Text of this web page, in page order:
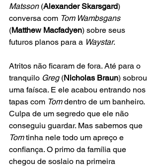
Matsson (Alexander Skarsgard)
conversa com Tom Wambsgans
(Matthew Macfadyen) sobre seus
futuros planos para a Waystar.
Atritos não ficaram de fora. Até para o
tranquilo Greg (Nicholas Braun) sobrou
uma faísca. E ele acabou entrando nos
tapas com Tom dentro de um banheiro.
Culpa de um segredo que ele não
conseguiu guardar. Mas sabemos que
Tom tinha nele todo um apreço e
confiança. O primo da família que
chegou de soslaio na primeira